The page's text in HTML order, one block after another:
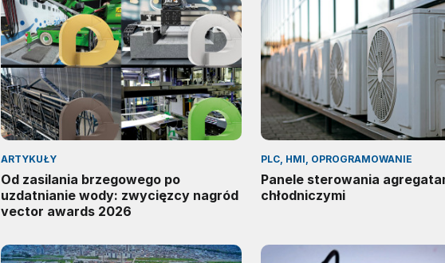
ARTYKUŁY
Od zasilania brzegowego po
uzdatnianie wody: zwycięzcy nagród
vector awards 2026
PLC, HMI, OPROGRAMOWANIE
Panele sterowania
chłodniczymi